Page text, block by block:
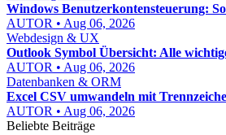
Windows Benutzerkontensteuerung:
AUTOR • Aug 06, 2026
Webdesign & UX
Outlook Symbol Übersicht: Alle
AUTOR • Aug 06, 2026
Datenbanken & ORM
Excel CSV umwandeln mit
AUTOR • Aug 06, 2026
Beliebte Beiträge